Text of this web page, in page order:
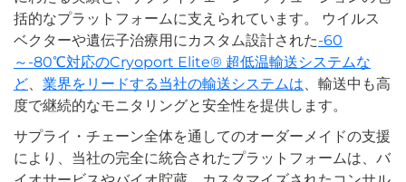
括的なプラットフォームに支えられています。 ウイルス
ベクターや遺伝子治療用にカスタム設計された-60
～-80℃対応のCryoport Elite® 超低温輸送システムな
ど、 業界をリードする当社の輸送システムは、輸送中も高
度で継続的なモニタリングと安全性を提供します。
サプライ・チェーン全体を通してのオーダーメイドの支援
により、当社の完全に統合されたプラットフォームは、バ